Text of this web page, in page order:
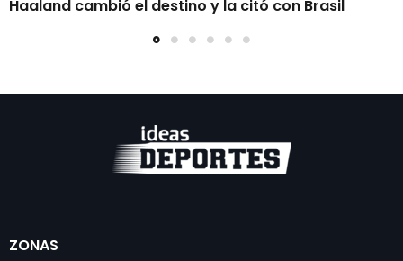
Haaland cambió el destino y la citó con Brasil
ZONAS